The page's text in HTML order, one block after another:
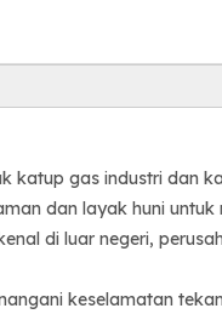
katup gas industri dan
dan layak huni untuk
di luar negeri,
keselamatan